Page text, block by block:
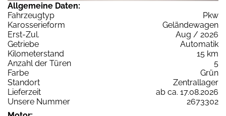
Allgemeine Daten:
Fahrzeugtyp
Pkw
Karosserieform
Geländewagen
Erst-Zul.
Aug / 2026
Getriebe
Automatik
Kilometerstand
15 km
Anzahl der Türen
5
Farbe
Grün
Standort
Zentrallager
Lieferzeit
ab ca. 17.08.2026
Unsere Nummer
2673302